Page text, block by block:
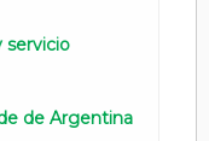
servicio
de Argentina